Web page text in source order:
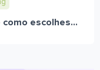
escolhes...